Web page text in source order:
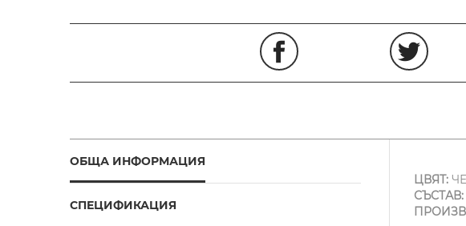
ОБЩА ИНФОРМАЦИЯ
СПЕЦИФИКАЦИЯ
ЦВЯТ:
СЪСТАВ: